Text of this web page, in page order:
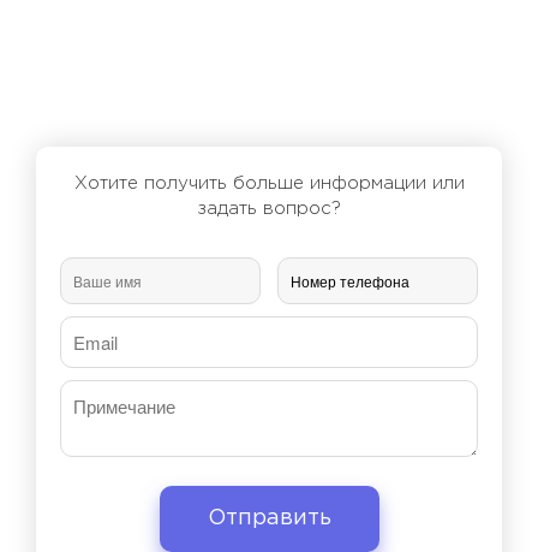
Хотите получить больше информации или
задать вопрос?